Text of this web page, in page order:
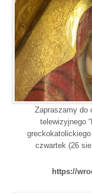
Zapraszamy do
telewizyjnego
czwartek (26
https://